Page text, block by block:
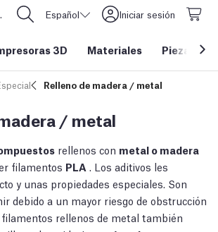
UnidosEspañol Iniciar sesión
3D Materiales Piezas y
Relleno de madera / metal
/ metal
rellenos con metal o madera
filamentos PLA . Los aditivos les
y unas propiedades especiales. Son
debido a un mayor riesgo de obstrucción
rellenos de metal también